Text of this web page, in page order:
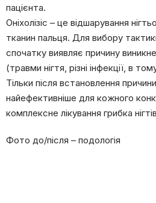
пацієнта.
Оніхолізіс – це відшарування
тканин пальця. Для вибору
спочатку виявляє причину
(травми нігтя, різні інфекції, в
Тільки після встановлення
найефективніше для кожного
комплексне лікування грибка
Фото до/після – подологія